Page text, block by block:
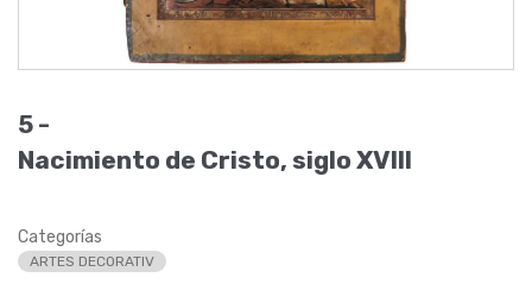
5 -
Nacimiento de Cristo, siglo XVIII
Categorías
ARTES DECORATIV